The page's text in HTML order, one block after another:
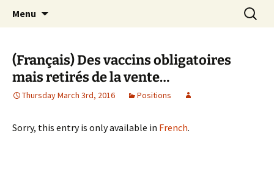
la Croisée des Chemins
apprendre, vivre, se révéler
Menu
Search
for:
(Français) Des vaccins obligatoires
mais retirés de la vente…
Thursday March 3rd, 2016 Positions
Sorry, this entry is only available in French.